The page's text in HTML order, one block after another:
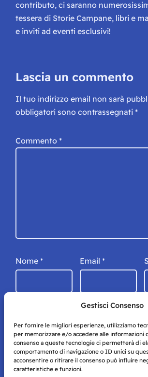
Gestisci Consenso
Per fornire le migliori esperienze, utilizziamo
per memorizzare e/o accedere alle informazioni
consenso a queste tecnologie ci permetterà di
comportamento di navigazione o ID unici su
acconsentire o ritirare il consenso può influire
caratteristiche e funzioni.
contributo, ci saranno
tessera di Storie Campane, libri e
e inviti ad eventi esclusivi!
Lascia un commento
Il tuo indirizzo email non sarà
obbligatori sono contrassegnati *
Commento *
Nome * Email *